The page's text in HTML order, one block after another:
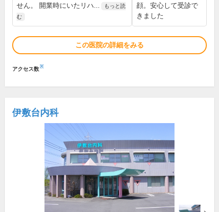
せん。 開業時にいたリハ...
もっと読
む
顔。安心して受診で
きました
この医院の詳細をみる
アクセス数※
伊敷台内科